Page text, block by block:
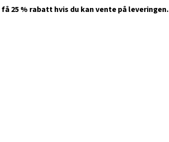
25 % rabatt hvis du kan vente på leveringen.